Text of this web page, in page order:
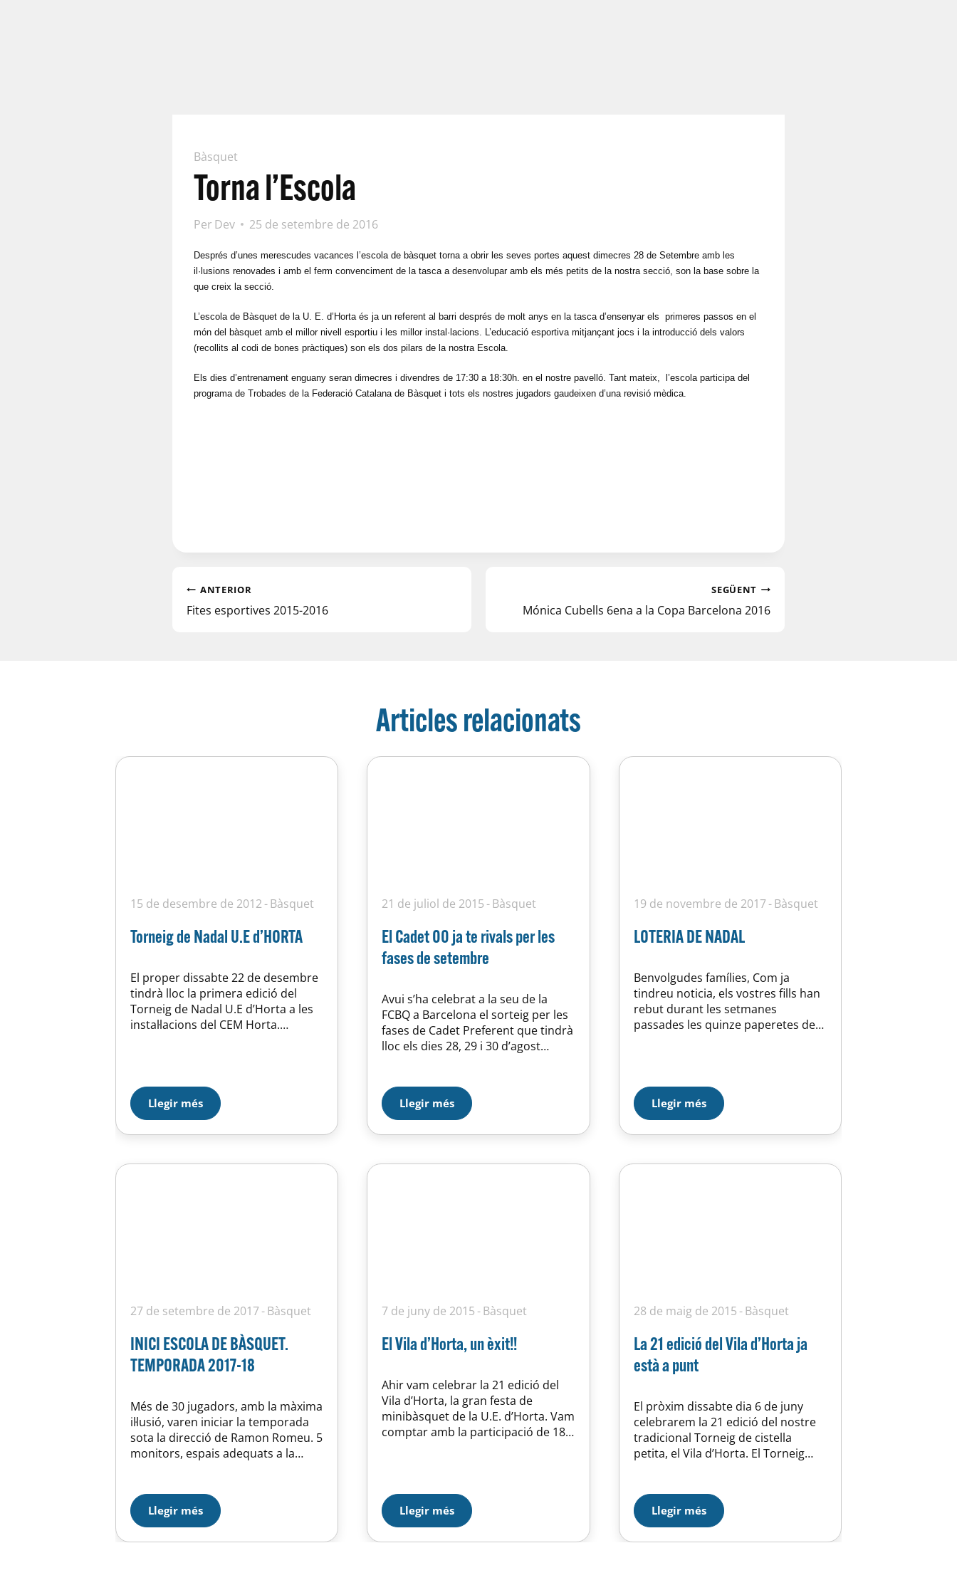
Bàsquet
Torna l’Escola
Per Dev 25 de setembre de 2016
Després d’unes merescudes vacances l’escola de bàsquet torna a obrir les seves portes aquest dimecres 28 de Setembre amb les
il·lusions renovades i amb el ferm convenciment de la tasca a desenvolupar amb els més petits de la nostra secció, son la base sobre la
que creix la secció.
L’escola de Bàsquet de la U. E. d’Horta és ja un referent al barri després de molt anys en la tasca d’ensenyar els primeres passos en el
món del bàsquet amb el millor nivell esportiu i les millor instal·lacions. L’educació esportiva mitjançant jocs i la introducció dels valors
(recollits al codi de bones pràctiques) son els dos pilars de la nostra Escola.
Els dies d’entrenament enguany seran dimecres i divendres de 17:30 a 18:30h. en el nostre pavelló. Tant mateix, l’escola participa del
programa de Trobades de la Federació Catalana de Bàsquet i tots els nostres jugadors gaudeixen d’una revisió mèdica.
ANTERIOR
Fites esportives 2015-2016
SEGÜENT
Mónica Cubells 6ena a la Copa Barcelona 2016
Articles relacionats
15 de desembre de 2012 Bàsquet
Torneig de Nadal U.E d’HORTA
El proper dissabte 22 de desembre
tindrà lloc la primera edició del
Torneig de Nadal U.E d’Horta a les
instal·lacions del CEM Horta.
Cadet S.E.S.E i C.B Sant Josep de
Badalona, en categoria Infantil C.B
Sant Josep de Badalona i…
Llegir més
21 de juliol de 2015 Bàsquet
El Cadet 00 ja te rivals per les
fases de setembre
Avui s’ha celebrat a la seu de la
FCBQ a Barcelona el sorteig per les
fases de Cadet Preferent que tindrà
lloc els dies 28, 29 i 30 d’agost
ha quedat enclavat al Grup 1
juntament amb el Grup Barna,
Minguella…
Llegir més
19 de novembre de 2017 Bàsquet
LOTERIA DE NADAL
Benvolgudes famílies, Com ja
tindreu noticia, els vostres fills han
rebut durant les setmanes
passades les quinze paperetes de
El número jugat és el mateix per
totes les seccions de la U.E….
Llegir més
27 de setembre de 2017 Bàsquet
INICI ESCOLA DE BÀSQUET.
TEMPORADA 2017-18
Més de 30 jugadors, amb la màxima
il·lusió, varen iniciar la temporada
sota la direcció de Ramon Romeu. 5
monitors, espais adequats a la
gaudir als nanos perquè sempre
mantinguin el somriure. Continuen
obertes les inscripcions.
Llegir més
7 de juny de 2015 Bàsquet
El Vila d’Horta, un èxit!!
Ahir vam celebrar la 21 edició del
Vila d’Horta, la gran festa de
minibàsquet de la U.E. d’Horta. Vam
comptar amb la participació de 18
primera hora del matí es van jugar
un total de 17 partits que van fer…
Llegir més
28 de maig de 2015 Bàsquet
La 21 edició del Vila d’Horta ja
està a punt
El pròxim dissabte dia 6 de juny
celebrarem la 21 edició del nostre
tradicional Torneig de cistella
petita, el Vila d’Horta. El Torneig
Codina, 27 de Barcelona. Per
aquesta edició comptarem amb la
participació de 13 equips masculins
i 5 equips…
Llegir més